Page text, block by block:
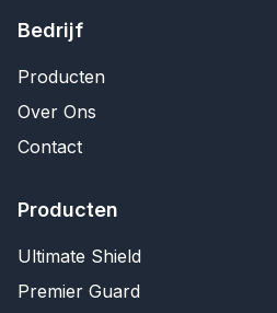
Bedrijf
Producten
Over Ons
Contact
Producten
Ultimate Shield
Premier Guard